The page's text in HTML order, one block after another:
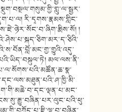
རི་དྭགས་རྣམས་གླིང་
།
མལ་ལས་ནི་